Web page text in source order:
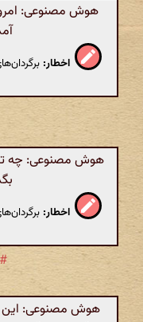
هوش مصنوعی:
اخطار:
هوش مصنوعی: چه
اخطار:
#
هوش مصنوعی: این